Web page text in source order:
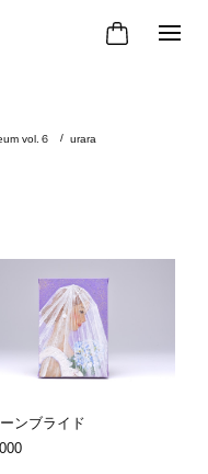
vol.６ urara
ンブライド